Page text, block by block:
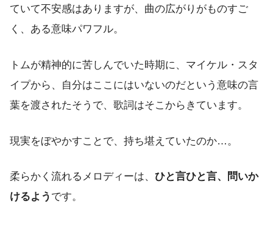
ていて不安感はありますが、曲の広がりがものすご
く、ある意味パワフル。
トムが精神的に苦しんでいた時期に、マイケル・スタ
イプから、自分はここにはいないのだという意味の言
葉を渡されたそうで、歌詞はそこからきています。
現実をぼやかすことで、持ち堪えていたのか…。
柔らかく流れるメロディーは、 ひと言ひと言、問いか
けるよう です。